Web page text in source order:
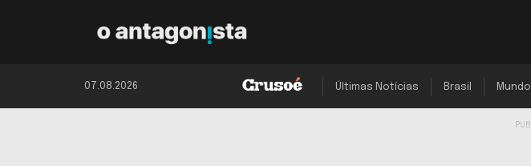
07.08.2026 Últimas Notícias Brasil Mundo